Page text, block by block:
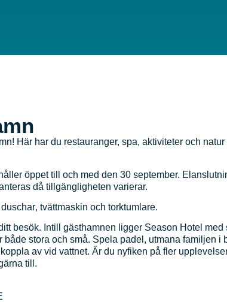
Här har du restauranger, spa, aktiviteter och natur
öppet till och med den 30 september.
då tillgängligheten varierar.
duschar, tvättmaskin och torktumlare.
besök. Intill gästhamnen ligger Season Hotel med
både stora och små. Spela padel, utmana familjen i
av vid vattnet. Är du nyfiken på fler
till.